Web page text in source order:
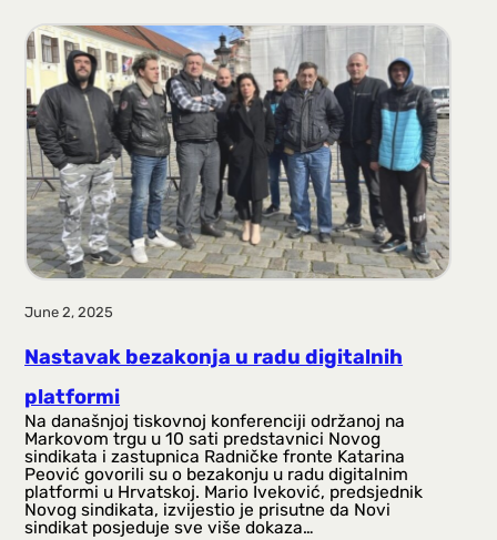
June 2, 2025
Nastavak bezakonja u radu digitalnih
platformi
Na današnjoj tiskovnoj konferenciji održanoj na
Markovom trgu u 10 sati predstavnici Novog
sindikata i zastupnica Radničke fronte Katarina
Peović govorili su o bezakonju u radu digitalnim
platformi u Hrvatskoj. Mario Iveković, predsjednik
Novog sindikata, izvijestio je prisutne da Novi
sindikat posjeduje sve više dokaza…